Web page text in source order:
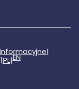
|
PL|EN